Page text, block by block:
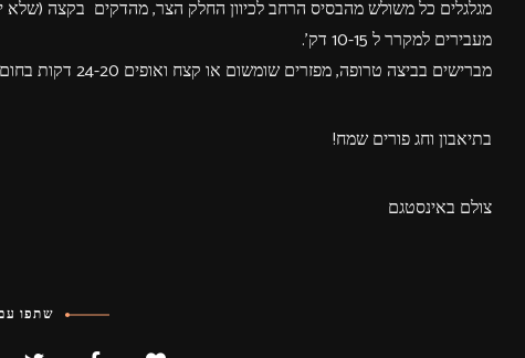
מגלגלים כל משולש מהבסיס הרחב לכיוון החלק הצר, מהדקים בקצה (שלא
מעבירים למקרר ל 10-15 דק'.
מברישים בביצה טרופה, מפזרים שומשום או קצח ואופים 24-20 דקות בחום 180 מעלות בתנור שחומם מראש, עד שהרוגלך מזהיבים במראה וריחניים.
בתיאבון וחג פורים שמח!
צולם באינסטגם
שתפו